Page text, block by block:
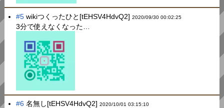
#5 wikiつくったひと[tEHSV4HdvQ2]2020/09/30 00:02:25
3分で使えなくなった…
#6 名無し[tEHSV4HdvQ2]2020/10/01 03:15:10